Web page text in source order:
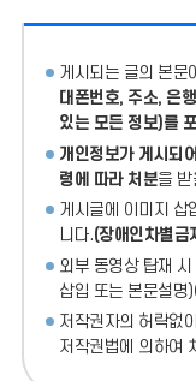
게시되는 글의 본문
대폰번호, 주소, 은
있는 모든 정보)를
개인정보가 게시되
령에 따라 처분을
게시글에 이미지 삽
니다.(장애인차별금
외부 동영상 탑재
삽입 또는 본문설명
저작권자의 허락없
저작권법에 의하여